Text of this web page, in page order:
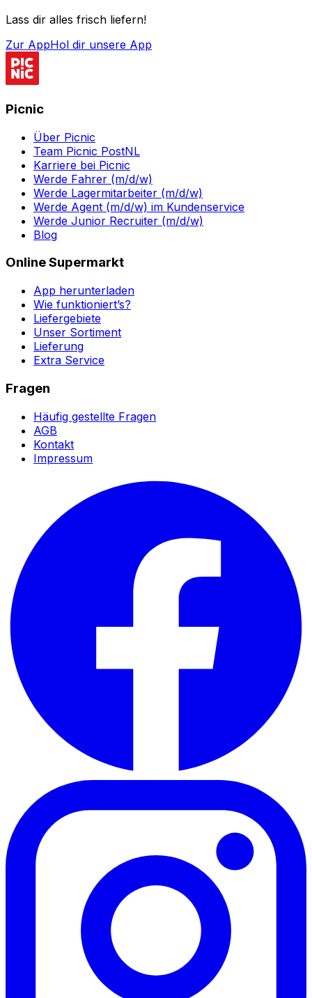
Lass dir alles frisch liefern!
Zur AppHol dir unsere App
Picnic
Über Picnic
Team Picnic PostNL
Karriere bei Picnic
Werde Fahrer (m/d/w)
Werde Lagermitarbeiter (m/d/w)
Werde Agent (m/d/w) im Kundenservice
Werde Junior Recruiter (m/d/w)
Blog
Online Supermarkt
App herunterladen
Wie funktioniert’s?
Liefergebiete
Unser Sortiment
Lieferung
Extra Service
Fragen
Häufig gestellte Fragen
AGB
Kontakt
Impressum